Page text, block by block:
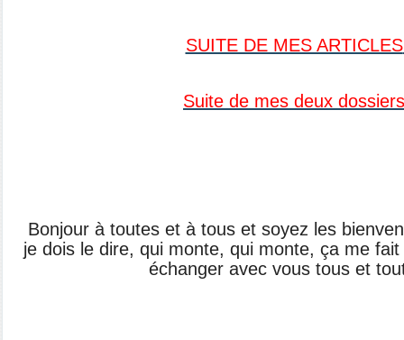
SUITE DE MES ARTICLES
Suite de mes deux
Bonjour à toutes et à tous et soyez les
je dois le dire, qui monte, qui monte, ça me
échanger avec vous tous et